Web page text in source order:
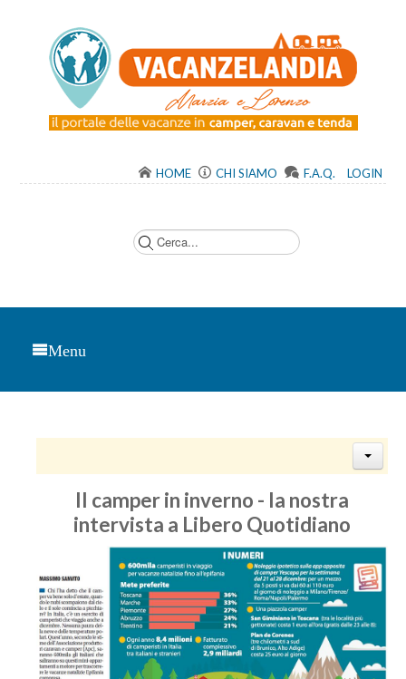
HOME CHI SIAMO F.A.Q. LOGIN
Menu
Il camper in inverno - la nostra
intervista a Libero Quotidiano